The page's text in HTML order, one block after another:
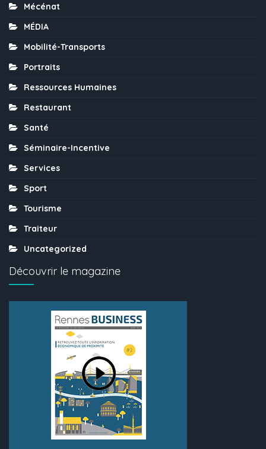
Mécénat
MÉDIA
Mobilité-Transports
Portraits
Ressources Humaines
Restaurant
Santé
Séminaire-Incentive
Services
Sport
Tourisme
Traiteur
Uncategorized
Découvrir le magazine